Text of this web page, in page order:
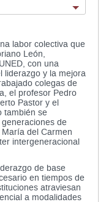
labor colectiva que
León,
con una
liderazgo y la mejora
colegas de
el profesor Pedro
Pastor y el
también se
de
del Carmen
intergeneracional
de base
en tiempos de
atraviesan
a modalidades